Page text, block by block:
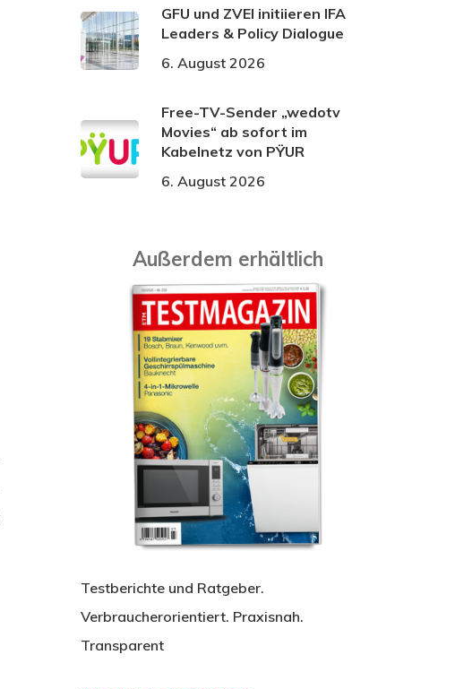
GFU und ZVEI initiieren IFA
Leaders & Policy Dialogue
6. August 2026
Free-TV-Sender „wedotv
Movies“ ab sofort im
Kabelnetz von PŸUR
6. August 2026
Außerdem erhältlich
Testberichte und Ratgeber.
Verbraucherorientiert. Praxisnah.
Transparent